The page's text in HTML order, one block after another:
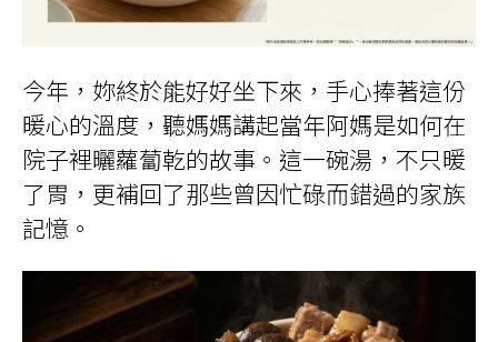
今年，妳終於能好好坐下來，手心捧著這份
暖心的溫度，聽媽媽講起當年阿媽是如何在
院子裡曬蘿蔔乾的故事。這一碗湯，不只暖
了胃，更補回了那些曾因忙碌而錯過的家族
記憶。